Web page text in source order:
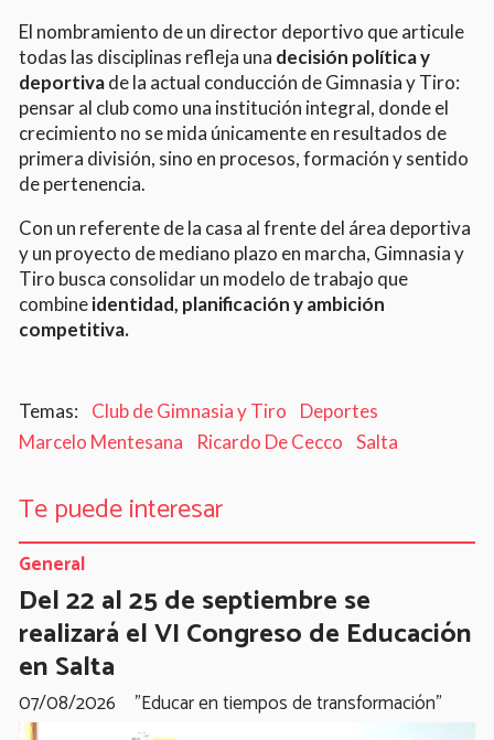
El nombramiento de un director deportivo que articule
todas las disciplinas refleja una decisión política y
deportivade la actual conducción de Gimnasia y Tiro:
pensar al club como una institución integral, donde el
crecimiento no se mida únicamente en resultados de
primera división, sino en procesos, formación y sentido
de pertenencia.
Con un referente de la casa al frente del área deportiva
y un proyecto de mediano plazo en marcha, Gimnasia y
Tiro busca consolidar un modelo de trabajo que
combineidentidad, planificación y ambición
competitiva.
Club de Gimnasia y Tiro
Deportes
Marcelo Mentesana
Ricardo De Cecco Salta
Te puede interesar
Del 22 al 25 de septiembre se
realizará el VI Congreso de Educación
en Salta
"Educar en tiempos de transformación"
General
07/08/2026